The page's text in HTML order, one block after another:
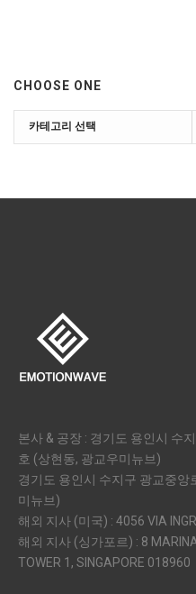
CHOOSE ONE
Choose
one
본사 & 공장 : 경기도 용인시 수
호 (상현동, 광교우미뉴브)
경기도 용인시 수지구 광교중앙
미뉴브)
해외 지사 (미국) : 4056 VIA
해외 지사 (싱가포르) : 8
TOWER 1, SINGAPORE 018960